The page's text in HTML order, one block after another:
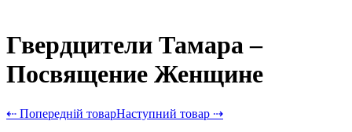
Гвердцители Тамара –
Посвящение Женщине
⇠ Попередній товарНаступний товар ⇢